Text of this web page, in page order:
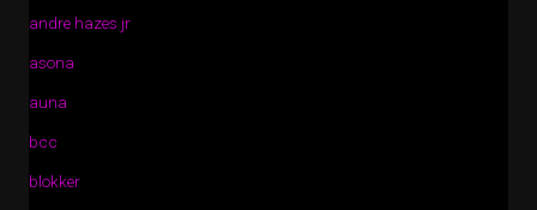
andre hazes jr
asona
auna
bcc
blokker